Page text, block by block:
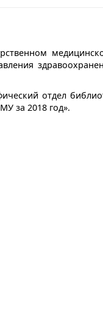
отдел
за 2018 год».